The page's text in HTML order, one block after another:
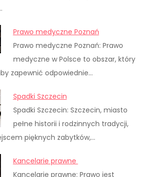
Prawo medyczne Poznań
Prawo medyczne Poznań: Prawo
medyczne w Polsce to obszar, który
zapewnić odpowiednie…
Spadki Szczecin
Spadki Szczecin: Szczecin, miasto
pełne historii i rodzinnych tradycji,
pięknych zabytków,…
Kancelarie prawne
Kancelarie prawne: Prawo jest